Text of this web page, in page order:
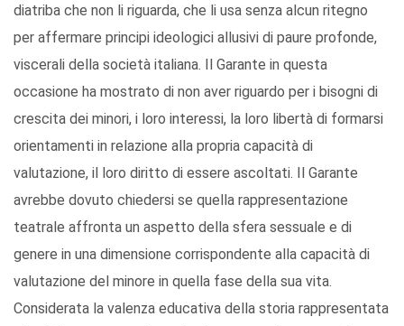
diatriba che non li riguarda, che li usa senza alcun ritegno
per affermare principi ideologici allusivi di paure profonde,
viscerali della società italiana. Il Garante in questa
occasione ha mostrato di non aver riguardo per i bisogni di
crescita dei minori, i loro interessi, la loro libertà di formarsi
orientamenti in relazione alla propria capacità di
valutazione, il loro diritto di essere ascoltati. Il Garante
avrebbe dovuto chiedersi se quella rappresentazione
teatrale affronta un aspetto della sfera sessuale e di
genere in una dimensione corrispondente alla capacità di
valutazione del minore in quella fase della sua vita.
Considerata la valenza educativa della storia rappresentata